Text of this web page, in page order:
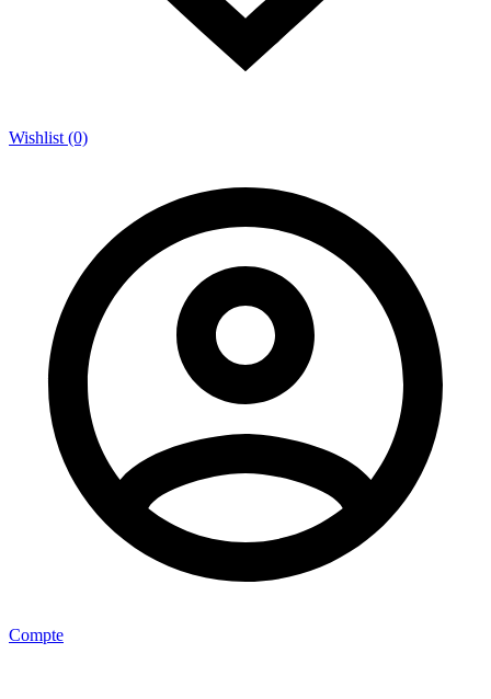
Wishlist (0)
Compte